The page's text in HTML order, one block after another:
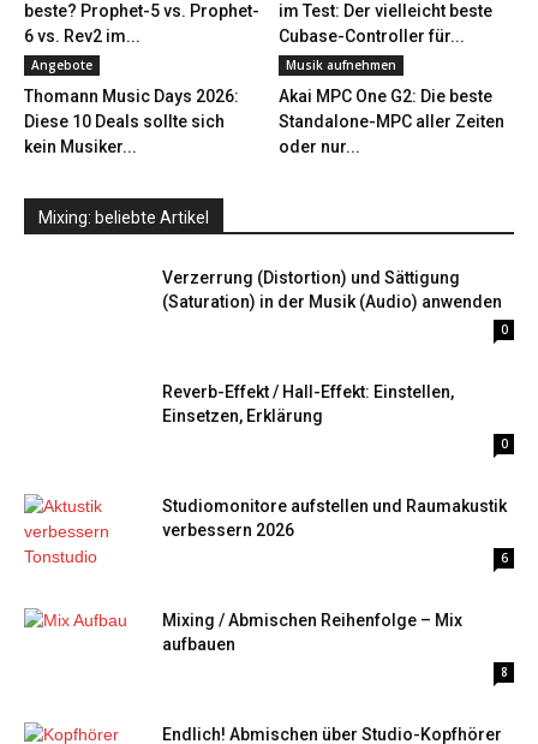
beste? Prophet-5 vs. Prophet-
6 vs. Rev2 im...
im Test: Der vielleicht beste
Cubase-Controller für...
Angebote
Thomann Music Days 2026:
Diese 10 Deals sollte sich
kein Musiker...
Musik aufnehmen
Akai MPC One G2: Die beste
Standalone-MPC aller Zeiten
oder nur...
Mixing: beliebte Artikel
Verzerrung (Distortion) und Sättigung
(Saturation) in der Musik (Audio) anwenden
0
Reverb-Effekt / Hall-Effekt: Einstellen,
Einsetzen, Erklärung
0
Studiomonitore aufstellen und Raumakustik
verbessern 2026
6
Mixing / Abmischen Reihenfolge – Mix
aufbauen
8
Endlich! Abmischen über Studio-Kopfhörer